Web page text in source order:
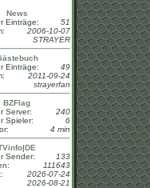
News
Einträge:
51
2006-10-07
STRAYER
Einträge:
49
2011-09-24
strayerfan
BZFlag
Server:
240
Spieler:
6
4 min
Sender:
133
111643
2026-07-24
2026-08-21